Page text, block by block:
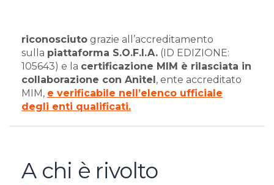
riconosciuto grazie all’accreditamento
sulla piattaforma S.O.F.I.A. (ID EDIZIONE:
105643) e la certificazione MIM è rilasciata in
collaborazione con Anitel , ente accreditato
MIM, e verificabile nell’elenco ufficial e
degli enti qualificati.
A chi è rivolto